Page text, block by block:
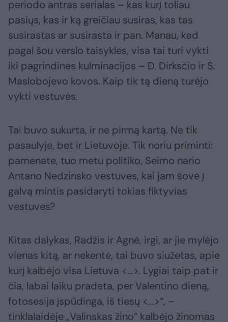
periodo antras serialas – kas kurį toliau
pasiųs, kas ir ką greičiau susiras, kas tas
susirastas ar susirasta ir pan. Manau, kad
pagal šou verslo taisykles, visa tai turi vykti
iki pagrindinės kulminacijos – D. Dirksčio ir S.
Maslobojevo kovos. Kaip tik tą dieną turėjo
vykti vestuvės.
Tai buvo sukurta, ir ne pirmą kartą. Ne tik
pasaulyje, bet ir Lietuvoje. Tik noriu priminti:
pamenate, tuo metu politiko, Seimo nario
Antano Nedzinsko vestuves, kai jam šovė į
galvą mintis pasidaryti tokias fiktyvias
vestuves?
Kitas dalykas, Radžis ir Agnė, irgi, ar jie mylėjo
vienas kitą, ar nekentė, tai buvo siužetas, apie
kurį kalbėjo visa Lietuva <...>. Lygiai taip pat ir
čia, labai laiku pradėta, per Valentino dieną,
fotosesija įspūdinga, iš tiesų <...>“, –
tinklalaidėje „Valinskas žino“ kalbėjo žinomas